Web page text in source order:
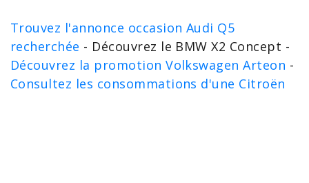
Trouvez l'annonce occasion Audi Q5
recherchée - Découvrez le BMW X2 Concept -
Découvrez la promotion Volkswagen Arteon -
Consultez les consommations d'une Citroën